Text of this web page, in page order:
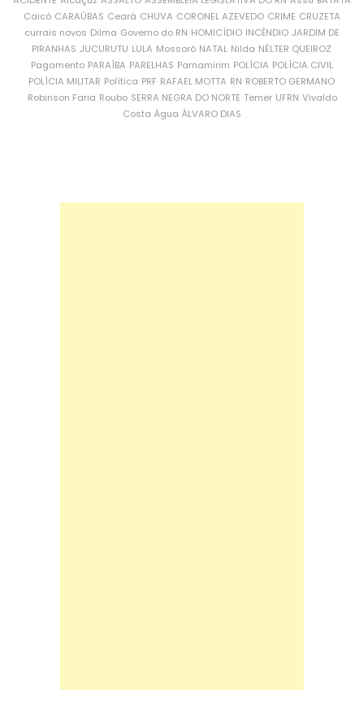
Caicó CARAÚBAS Ceará CHUVA CORONEL AZEVEDO CRIME CRUZETA
currais novos Dilma Governo do RN HOMICÍDIO INCÊNDIO JARDIM DE
PIRANHAS JUCURUTU LULA Mossoró NATAL Nilda NÉLTER QUEIROZ
Pagamento PARAÍBA PARELHAS Parnamirim POLÍCIA POLÍCIA CIVIL
POLÍCIA MILITAR Política PRF RAFAEL MOTTA RN ROBERTO GERMANO
Robinson Faria Roubo SERRA NEGRA DO NORTE Temer UFRN Vivaldo
Costa Água ÁLVARO DIAS